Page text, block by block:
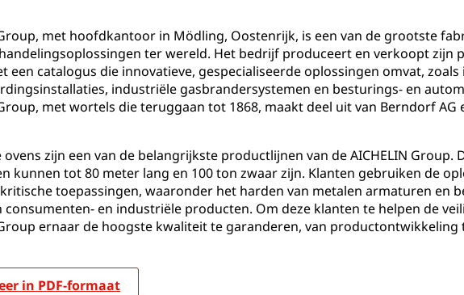
met hoofdkantoor in Mödling, Oostenrijk, is een van de grootste
ter wereld. Het bedrijf produceert en verkoopt zijn
een catalogus die innovatieve, gespecialiseerde oplossingen omvat,
industriële gasbrandersystemen en besturings- en
met wortels die teruggaan tot 1868, maakt deel uit van Berndorf AG
zijn een van de belangrijkste productlijnen van de AICHELIN Group.
kunnen tot 80 meter lang en 100 ton zwaar zijn. Klanten gebruiken de
toepassingen, waaronder het harden van metalen armaturen en
en industriële producten. Om deze klanten te helpen de
ernaar de hoogste kwaliteit te garanderen, van
in PDF-formaat